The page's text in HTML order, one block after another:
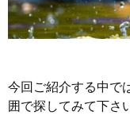
今回ご紹介する中で
囲で探してみて下さい